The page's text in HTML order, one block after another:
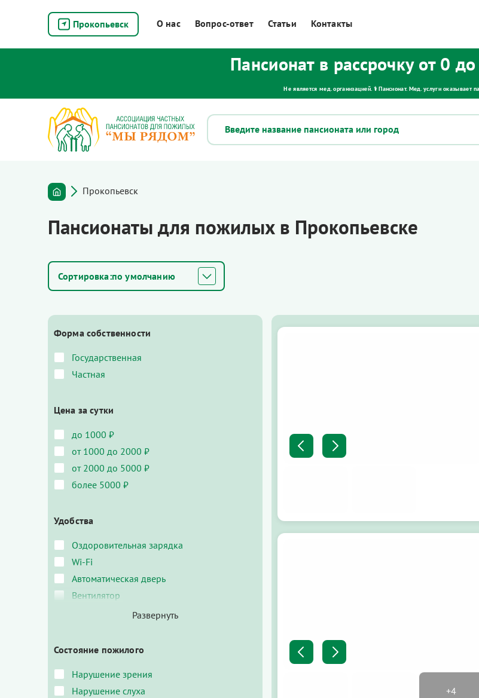
Прокопьевск О нас Вопрос-ответ Статьи Контакты
Пансионат в рассрочку от 0
Не является мед. организацией. ⚕ Пансионат. Мед. услуги оказывает
Прокопьевск
Пансионаты для пожилых в Прокопьевске
по умолчанию
Форма собственности
Государственная
Частная
Цена за сутки
до 1000 ₽
от 1000 до 2000 ₽
от 2000 до 5000 ₽
более 5000 ₽
Удобства
Оздоровительная зарядка
Wi-Fi
Автоматическая дверь
Вентилятор
Состояние пожилого
Нарушение зрения
Нарушение слуха